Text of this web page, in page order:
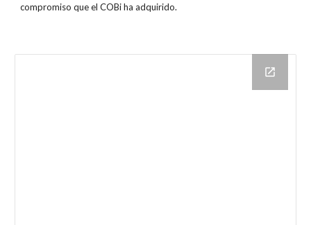
compromiso que el COBi ha adquirido.